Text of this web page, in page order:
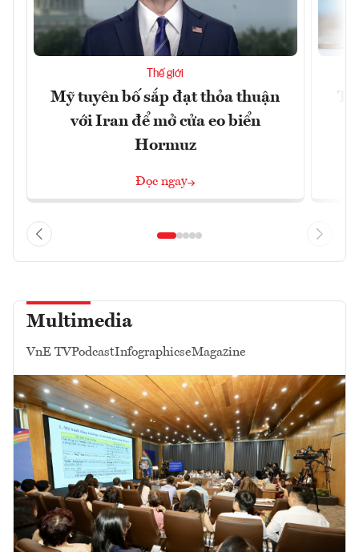
Thế giới
Mỹ tuyên bố sắp đạt thỏa thuận
với Iran để mở cửa eo biển
Hormuz
Đọc ngay
Multimedia
VnE TVPodcastInfographicseMagazine